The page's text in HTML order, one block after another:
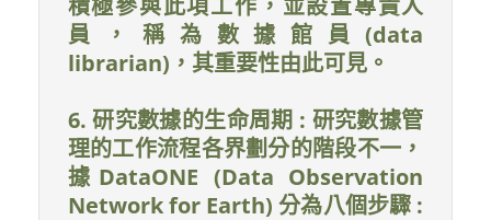
員，稱為數據館員(data
librarian)，其重要性由此可見。
6. 研究數據的生命周期 : 研究數據管
理的工作流程各界劃分的階段不一，
據DataONE (Data Observation
Network for Earth) 分為八個步驟 :